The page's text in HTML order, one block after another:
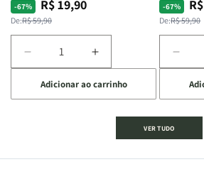
-67%
Preço
normal
De:R$ 59,90
Preço
promocional
R$ 19,90
Diminuir
a
quantidade
de
Cartas
Aumentar
a
quantidade
de
Jogo
Cartas
Adicionar ao carrinho
-67%
Preço
normal
De:R$ 59,90
Preço
a
de
Jogo
|
VER TUDO